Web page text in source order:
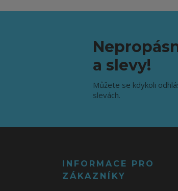
a slevy!
Můžete se kdykoli
slevách.
INFORMACE PRO
ZÁKAZNÍKY